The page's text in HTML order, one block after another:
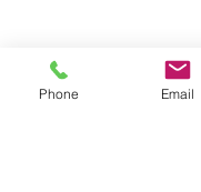
Suivez-nous sur les
Phone Email